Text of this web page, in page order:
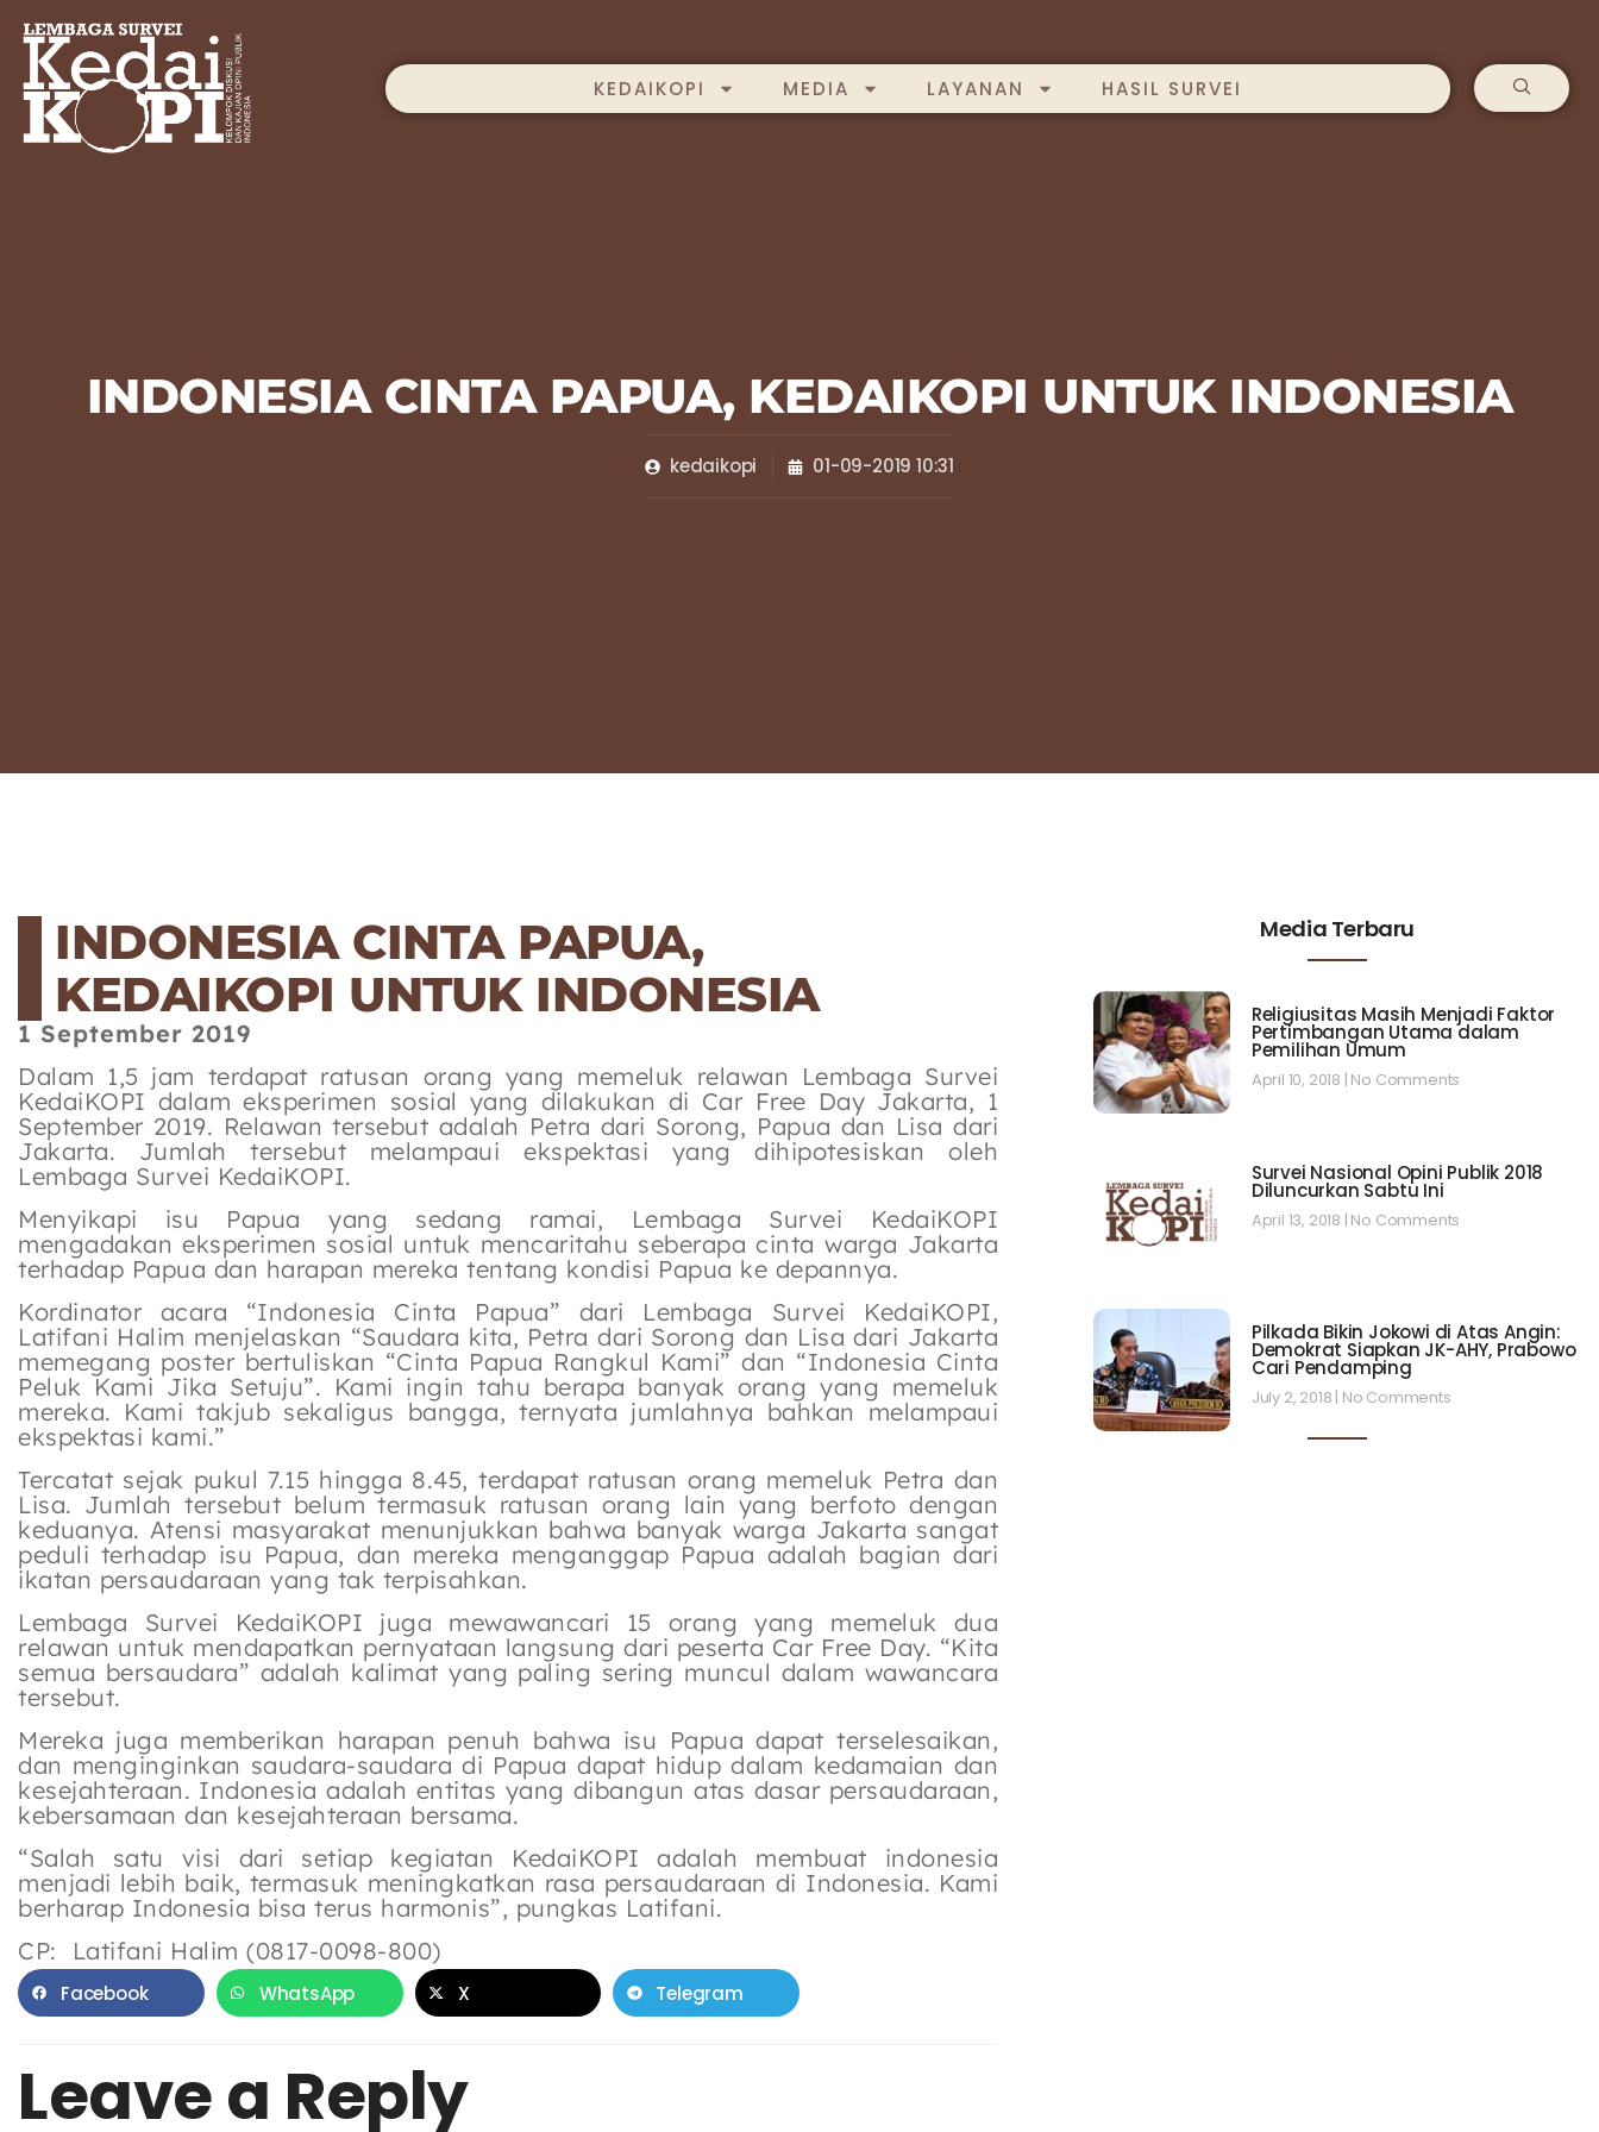
KEDAIKOPI MEDIA LAYANAN HASIL SURVEI
INDONESIA CINTA PAPUA, KEDAIKOPI UNTUK INDONESIA
kedaikopi 01-09-2019 10:31
INDONESIA CINTA PAPUA,
KEDAIKOPI UNTUK INDONESIA
1 September 2019
Dalam 1,5 jam terdapat ratusan orang yang memeluk relawan Lembaga Survei
KedaiKOPI dalam eksperimen sosial yang dilakukan di Car Free Day Jakarta, 1
September 2019. Relawan tersebut adalah Petra dari Sorong, Papua dan Lisa dari
Jakarta. Jumlah tersebut melampaui ekspektasi yang dihipotesiskan oleh
Lembaga Survei KedaiKOPI.
Menyikapi isu Papua yang sedang ramai, Lembaga Survei KedaiKOPI
mengadakan eksperimen sosial untuk mencaritahu seberapa cinta warga Jakarta
terhadap Papua dan harapan mereka tentang kondisi Papua ke depannya.
Kordinator acara “Indonesia Cinta Papua” dari Lembaga Survei KedaiKOPI,
Latifani Halim menjelaskan “Saudara kita, Petra dari Sorong dan Lisa dari Jakarta
memegang poster bertuliskan “Cinta Papua Rangkul Kami” dan “Indonesia Cinta
Peluk Kami Jika Setuju”. Kami ingin tahu berapa banyak orang yang memeluk
mereka. Kami takjub sekaligus bangga, ternyata jumlahnya bahkan melampaui
ekspektasi kami.”
Tercatat sejak pukul 7.15 hingga 8.45, terdapat ratusan orang memeluk Petra dan
Lisa. Jumlah tersebut belum termasuk ratusan orang lain yang berfoto dengan
keduanya. Atensi masyarakat menunjukkan bahwa banyak warga Jakarta sangat
peduli terhadap isu Papua, dan mereka menganggap Papua adalah bagian dari
ikatan persaudaraan yang tak terpisahkan.
Lembaga Survei KedaiKOPI juga mewawancari 15 orang yang memeluk dua
relawan untuk mendapatkan pernyataan langsung dari peserta Car Free Day. “Kita
semua bersaudara” adalah kalimat yang paling sering muncul dalam wawancara
tersebut.
Mereka juga memberikan harapan penuh bahwa isu Papua dapat terselesaikan,
dan menginginkan saudara-saudara di Papua dapat hidup dalam kedamaian dan
kesejahteraan. Indonesia adalah entitas yang dibangun atas dasar persaudaraan,
kebersamaan dan kesejahteraan bersama.
“Salah satu visi dari setiap kegiatan KedaiKOPI adalah membuat indonesia
menjadi lebih baik, termasuk meningkatkan rasa persaudaraan di Indonesia. Kami
berharap Indonesia bisa terus harmonis”, pungkas Latifani.
CP: Latifani Halim (0817-0098-800)
Facebook WhatsApp X Telegram
Leave a Reply
Media Terbaru
Religiusitas Masih Menjadi Faktor
Pertimbangan Utama dalam
Pemilihan Umum
April 10, 2018 No Comments
Survei Nasional Opini Publik 2018
Diluncurkan Sabtu Ini
April 13, 2018 No Comments
Pilkada Bikin Jokowi di Atas Angin:
Demokrat Siapkan JK-AHY, Prabowo
Cari Pendamping
July 2, 2018 No Comments